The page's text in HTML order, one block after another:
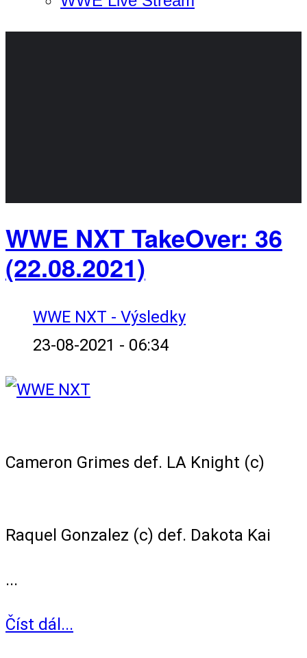
WWE NXT TakeOver: 36
(22.08.2021)
WWE NXT - Výsledky
23-08-2021 - 06:34
Cameron Grimes def. LA Knight (c)
Raquel Gonzalez (c) def. Dakota Kai
...
Číst dál...